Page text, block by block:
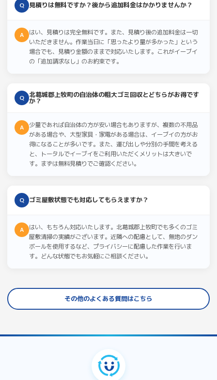
Q 見積りは無料ですか？後から追加料金はかかりませんか？
A
はい、見積りは完全無料です。また、見積り後の追加料金は一切
いただきません。作業当日に「思ったより量が多かった」という
場合でも、見積り金額のままで対応いたします。これがイーブイ
の「追加請求なし」のお約束です。
Q 北葛城郡上牧町の自治体の粗大ゴミ回収とどちらがお得です
か？
A
少量であれば自治体の方が安い場合もありますが、複数の不用品
がある場合や、大型家具・家電がある場合は、イーブイの方がお
得になることが多いです。また、運び出しや分別の手間を考える
と、トータルでイーブイをご利用いただくメリットは大きいで
す。まずは無料見積りでご確認ください。
Q ゴミ屋敷状態でも対応してもらえますか？
A
はい、もちろん対応いたします。北葛城郡上牧町でも多くのゴミ
屋敷清掃の実績がございます。近隣への配慮として、無地のダン
ボールを使用するなど、プライバシーに配慮した作業を行いま
す。どんな状態でもお気軽にご相談ください。
その他のよくある質問はこちら